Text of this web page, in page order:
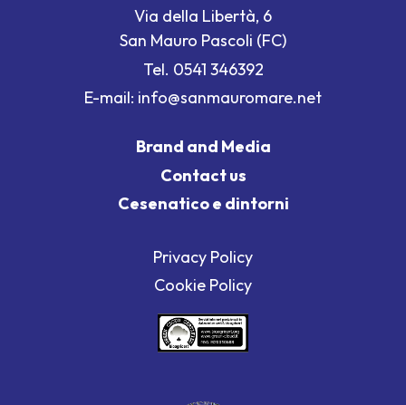
Via della Libertà, 6
San Mauro Pascoli (FC)
Tel. 0541 346392
E-mail: info@sanmauromare.net
Brand and Media
Contact us
Cesenatico e dintorni
Privacy Policy
Cookie Policy